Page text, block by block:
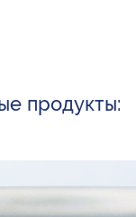
продукты: